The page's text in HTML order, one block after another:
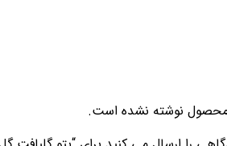
نوشته نشده است.